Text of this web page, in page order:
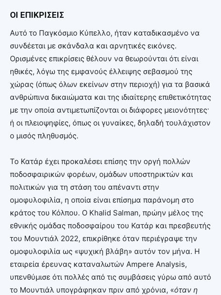
ΟΙ ΕΠΙΚΡΙΣΕΙΣ
Αυτό το Παγκόσμιο Κύπελλο, ήταν καταδικασμένο να
συνδέεται με σκάνδαλα και αρνητικές εικόνες.
Ορισμένες επικρίσεις θέλουν να θεωρούνται ότι είναι
ηθικές, λόγω της εμφανούς έλλειψης σεβασμού της
χώρας (όπως όλων εκείνων στην περιοχή) για τα βασικά
ανθρώπινα δικαιώματα και της ιδιαίτερης επιθετικότητας
με την οποία αντιμετωπίζονται οι διάφορες μειονότητες·
ή οι πλειοψηφίες, όπως οι γυναίκες, δηλαδή τουλάχιστον
ο μισός πληθυσμός.
Το Κατάρ έχει προκαλέσει επίσης την οργή πολλών
ποδοσφαιρικών φορέων, ομάδων υποστηρικτών και
πολιτικών για τη στάση του απέναντι στην
ομοφυλοφιλία, η οποία είναι επίσημα παράνομη στο
κράτος του Κόλπου. Ο Khalid Salman, πρώην μέλος της
εθνικής ομάδας ποδοσφαίρου του Κατάρ και πρεσβευτής
του Μουντιάλ 2022, επικρίθηκε όταν περιέγραψε την
ομοφυλοφιλία ως «ψυχική βλάβη» αυτόν τον μήνα. Η
εταιρεία έρευνας καταναλωτών Ampere Analysis,
υπενθύμισε ότι πολλές από τις συμβάσεις γύρω από αυτό
το Μουντιάλ υπογράφηκαν πριν από χρόνια, «όταν η